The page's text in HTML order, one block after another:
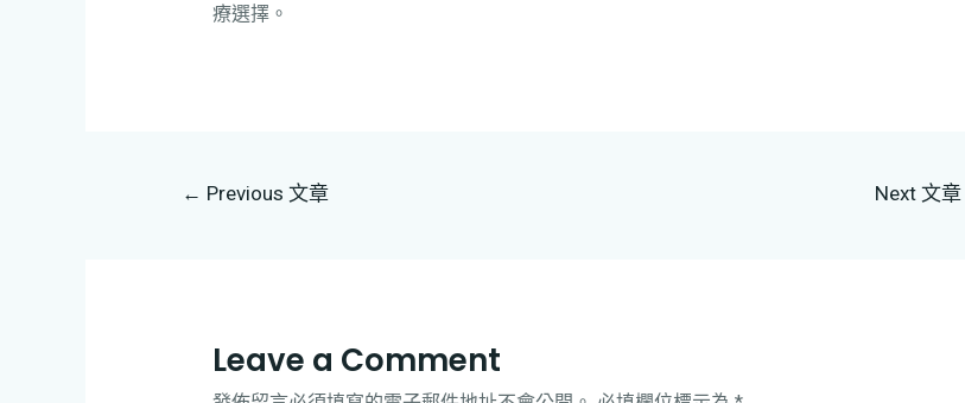
療選擇。
← Previous 文章 Next 文章
Leave a Comment